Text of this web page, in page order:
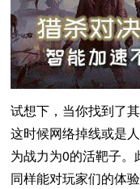
试想下，当你找到了
这时候网络掉线或是
为战力为0的活靶子
同样能对玩家们的体